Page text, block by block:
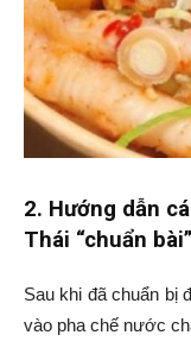
2. Hướng dẫn
Thái “chuẩn bài”
Sau khi đã chuẩn bị
vào pha chế nước